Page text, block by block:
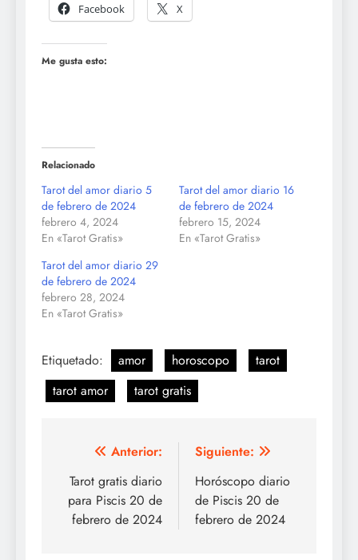
Facebook
X
Me gusta esto:
Relacionado
Tarot del amor diario 5
de febrero de 2024
febrero 4, 2024
En «Tarot Gratis»
Tarot del amor diario 16
de febrero de 2024
febrero 15, 2024
En «Tarot Gratis»
Tarot del amor diario 29
de febrero de 2024
febrero 28, 2024
En «Tarot Gratis»
Etiquetado: amor horoscopo
tarot
tarot amor
tarot gratis
Navegación
de
entradas
Anterior:
Tarot gratis diario
para Piscis 20 de
febrero de 2024
Siguiente:
Horóscopo diario
de Piscis 20 de
febrero de 2024